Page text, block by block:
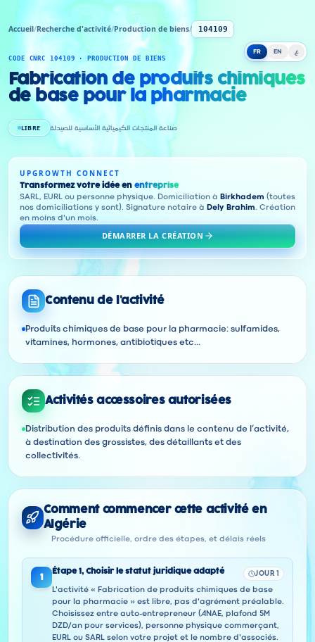
FR EN ع
Accueil/Recherche d'activité/Production de biens/ 104109
CODE CNRC 104109 · PRODUCTION DE BIENS
Fabrication de produits chimiques
de base pour la pharmacie
LIBRE صناعة المنتجات الكيميائية الأساسية للصيدلة
UPGROWTH CONNECT
Transformez votre idée en entreprise
SARL, EURL ou personne physique. Domiciliation à Birkhadem (toutes
nos domiciliations y sont). Signature notaire à Dely Brahim. Création
en moins d'un mois.
DÉMARRER LA CRÉATION
Contenu de l'activité
Produits chimiques de base pour la pharmacie: sulfamides,
vitamines, hormones, antibiotiques etc...
Activités accessoires autorisées
Distribution des produits définis dans le contenu de l’activité,
à destination des grossistes, des détaillants et des
collectivités.
Comment commencer cette activité en
Algérie
Procédure officielle, ordre des étapes, et délais réels
1
Étape 1, Choisir le statut juridique adapté JOUR 1
L'activité « Fabrication de produits chimiques de base
pour la pharmacie » est libre, pas d'agrément préalable.
Choisissez entre auto-entrepreneur (ANAE, plafond 5M
DZD/an pour services), personne physique commerçant,
EURL ou SARL selon votre projet et le nombre d'associés.